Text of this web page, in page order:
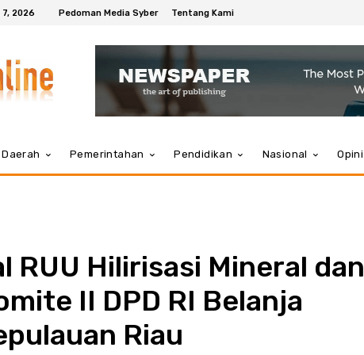
2026 Pedoman Media Syber Tentang Kami
Daerah Pemerintahan Pendidikan Nasional Opini
RUU Hilirisasi Mineral dan
II DPD RI Belanja
Riau